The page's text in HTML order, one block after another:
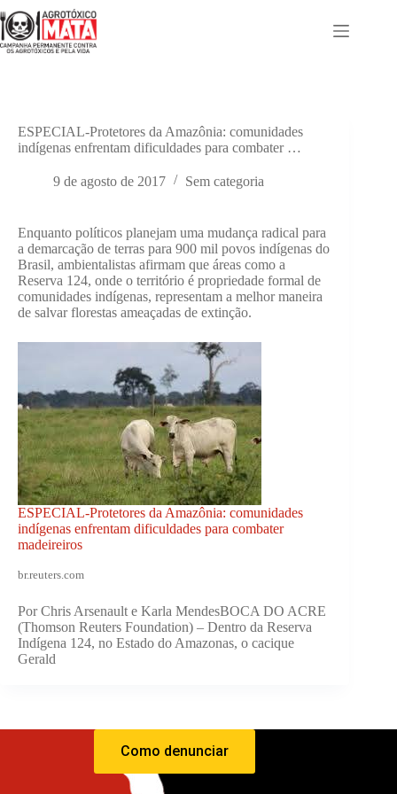
para
o
conteúdo
ESPECIAL-Protetores da Amazônia: comunidades
indígenas enfrentam dificuldades para combater …
9 de agosto de 2017 Sem categoria
Enquanto políticos planejam uma mudança radical para
a demarcação de terras para 900 mil povos indígenas do
Brasil, ambientalistas afirmam que áreas como a
Reserva 124, onde o território é propriedade formal de
comunidades indígenas, representam a melhor maneira
de salvar florestas ameaçadas de extinção.
ESPECIAL-Protetores da Amazônia: comunidades
indígenas enfrentam dificuldades para combater
madeireiros
br.reuters.com
Por Chris Arsenault e Karla MendesBOCA DO ACRE
(Thomson Reuters Foundation) – Dentro da Reserva
Indígena 124, no Estado do Amazonas, o cacique
Gerald
Como denunciar